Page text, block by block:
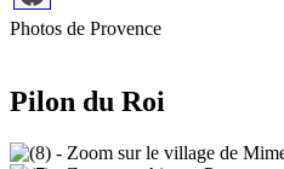
Photos de Provence
Pilon du Roi